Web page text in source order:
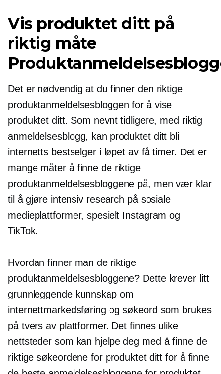
Vis produktet ditt på
riktig måte
Det er nødvendig at du finner den riktige
produktanmeldelsesbloggen for å vise
produktet ditt. Som nevnt tidligere, med riktig
anmeldelsesblogg, kan produktet ditt bli
internetts bestselger i løpet av få timer. Det er
mange måter å finne de riktige
produktanmeldelsesbloggene på, men vær klar
til å gjøre intensiv research på sosiale
medieplattformer, spesielt Instagram og
TikTok.
Hvordan finner man de riktige
produktanmeldelsesbloggene? Dette krever litt
grunnleggende kunnskap om
internettmarkedsføring og søkeord som brukes
på tvers av plattformer. Det finnes ulike
nettsteder som kan hjelpe deg med å finne de
riktige søkeordene for produktet ditt for å finne